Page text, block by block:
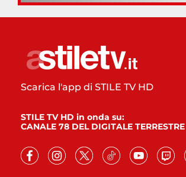
Scarica l'app di STILE TV HD
STILE TV HD in onda su:
CANALE 78 DEL DIGITALE TERRESTRE